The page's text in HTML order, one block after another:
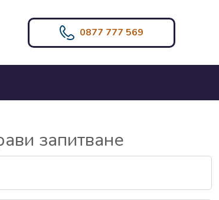
0877 777 569
запитване